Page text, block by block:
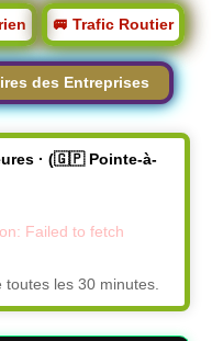
🚐 Trafic Routier
des Entreprises
· (🇬🇵 Pointe-à-
Failed to fetch
les 30 minutes.